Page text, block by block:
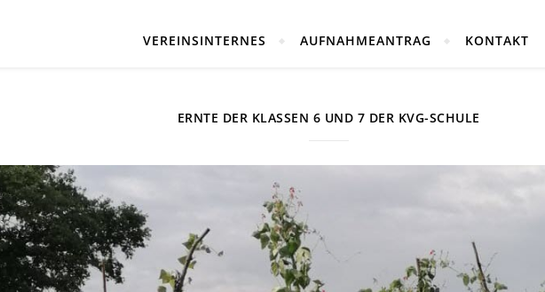
VEREINSINTERNES AUFNAHMEANTRAG KONTAKT
ERNTE DER KLASSEN 6 UND 7 DER KVG-SCHULE